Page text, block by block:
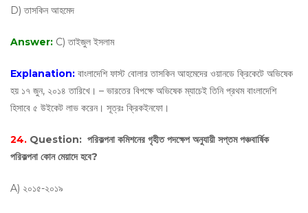
D) তাসকিন আহমেদ
Answer: C) তাইজুল ইসলাম
Explanation: বাংলাদেশি ফাস্ট বোলার তাসকিন আহমেদের ওয়ানডে ক্রিকেটে অভিষেক
হয় ১৭ জুন, ২০১৪ তারিখে। – ভারতের বিপক্ষে অভিষেক ম্যাচেই তিনি প্রথম বাংলাদেশি
হিসাবে ৫ উইকেট লাভ করেন। সূত্রঃ ক্রিকইনফো।
24. Question: পরিকল্পনা কমিশনের গৃহীত পদক্ষেপ অনুযায়ী সপ্তম পঞ্চবার্ষিক
পরিকল্পনা কোন মেয়াদে হবে?
A) ২০১৫-২০১৯